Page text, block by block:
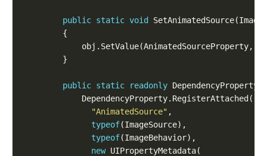
public static void
            obj.SetValue(AnimatedSourceProperty,
public static
readonly
"AnimatedSource"
typeof
typeof
new